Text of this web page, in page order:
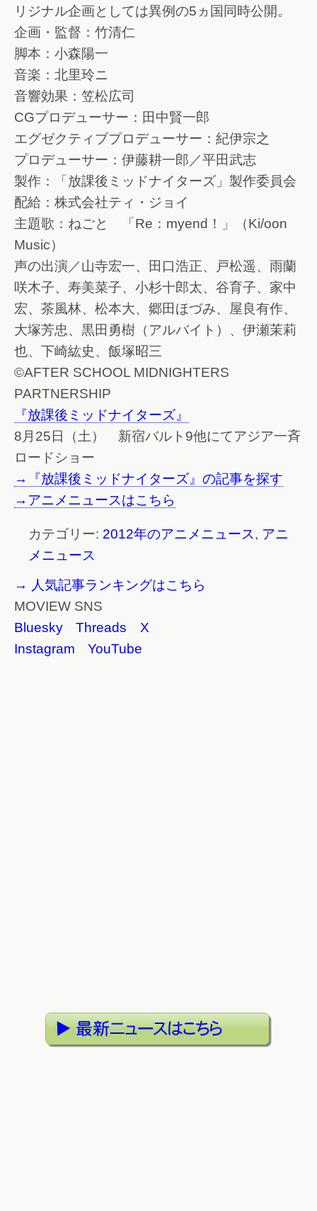
リジナル企画としては異例の5ヵ国同時公開。
企画・監督：竹清仁
脚本：小森陽一
音楽：北里玲ニ
音響効果：笠松広司
CGプロデューサー：田中賢一郎
エグゼクティブプロデューサー：紀伊宗之
プロデューサー：伊藤耕一郎／平田武志
製作：「放課後ミッドナイターズ」製作委員会
配給：株式会社ティ・ジョイ
主題歌：ねごと 「Re：myend！」（Ki/oon
Music）
声の出演／山寺宏一、田口浩正、戸松遥、雨蘭
咲木子、寿美菜子、小杉十郎太、谷育子、家中
宏、茶風林、松本大、郷田ほづみ、屋良有作、
大塚芳忠、黒田勇樹（アルバイト）、伊瀬茉莉
也、下崎紘史、飯塚昭三
©AFTER SCHOOL MIDNIGHTERS
PARTNERSHIP
『放課後ミッドナイターズ』
8月25日（土） 新宿バルト9他にてアジア一斉
ロードショー
→『放課後ミッドナイターズ』の記事を探す
→アニメニュースはこちら
カテゴリー: 2012年のアニメニュース, アニ
メニュース
→ 人気記事ランキングはこちら
MOVIEW SNS
Bluesky
Threads
X
Instagram
YouTube